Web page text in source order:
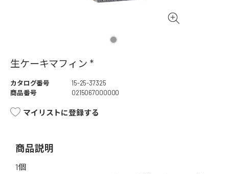
生ケーキマフィン *
カタログ番号
15-25-37325
商品番号
0215067000000
マイリストに登録する
商品説明
1個